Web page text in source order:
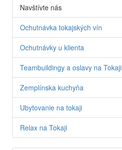
Navštívte nás
Ochutnávka tokajských vín
Ochutnávky u klienta
Teambuildingy a oslavy na Tokaji
Zemplínska kuchyňa
Ubytovanie na tokaji
Relax na Tokaji